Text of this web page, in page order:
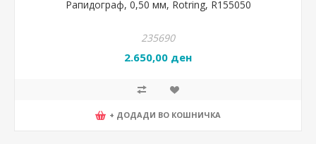
Рапидограф, 0,50 мм, Rotring, R155050
235690
2.650,00 ден
+ ДОДАДИ ВО КОШНИЧКА